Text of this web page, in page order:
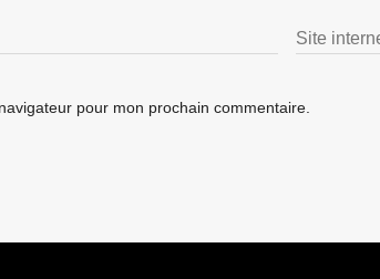
pour mon prochain commentaire.